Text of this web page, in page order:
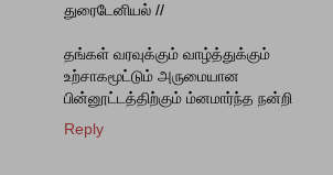
துரைடேனியல் //
தங்கள் வரவுக்கும் வாழ்த்துக்கும்
உற்சாகமூட்டும் அருமையான
பின்னூட்டத்திற்கும் ம்னமார்ந்த நன்றி
Reply